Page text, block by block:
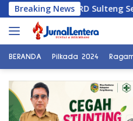
Langsung
ke
konten
Breaking News
DPRD Sulteng Sebut
BERANDA Pilkada 2024